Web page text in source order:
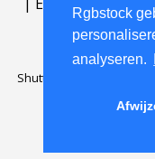
Rgbstock
analyseren.
Shutterstock official